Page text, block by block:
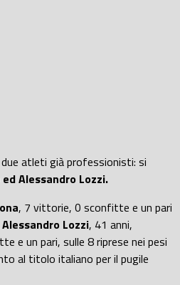
atleti già professionisti: si
Alessandro Lozzi.
, 7 vittorie, 0 sconfitte e un pari
Alessandro Lozzi, 41 anni,
e un pari, sulle 8 riprese nei pesi
al titolo italiano per il pugile